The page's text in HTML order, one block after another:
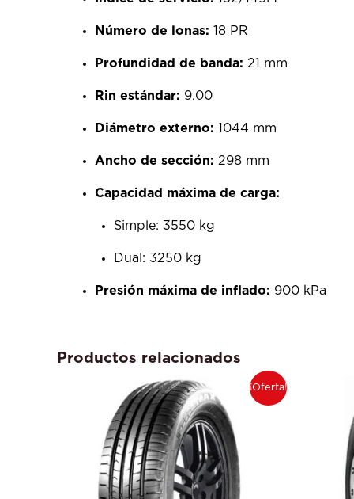
Número de lonas: 18 PR
Profundidad de banda: 21 mm
Rin estándar: 9.00
Diámetro externo: 1044 mm
Ancho de sección: 298 mm
Capacidad máxima de carga:
Simple: 3550 kg
Dual: 3250 kg
Presión máxima de inflado: 900 kPa
Productos relacionados
¡Oferta!
El
precio
original
era:
$ 277.000.
precio
es:
$ 270.000.